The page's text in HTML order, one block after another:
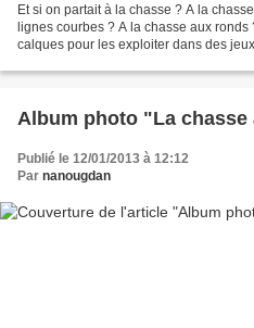
Et si on partait à la chasse ? A la
lignes courbes ? A la chasse aux
calques pour les exploiter dans des
Album photo "La
Publié le 12/01/2013 à 12:12
Par nanougdan